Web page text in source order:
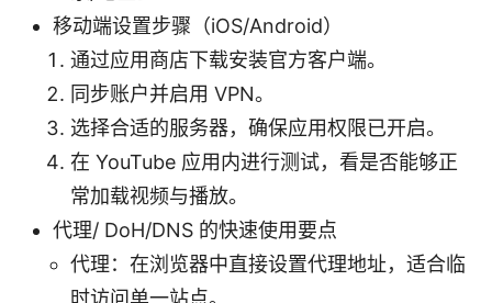
移动端设置步骤（iOS/Android）
通过应用商店下载安装官方客户端。
同步账户并启用 VPN。
选择合适的服务器，确保应用权限已开启。
在 YouTube 应用内进行测试，看是否能够正
常加载视频与播放。
代理/ DoH/DNS 的快速使用要点
代理：在浏览器中直接设置代理地址，适合临
时访问单一站点。